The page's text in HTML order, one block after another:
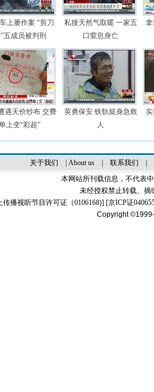
上屡作案 “剪刀
五成员被判刑
私接天然气取暖 一家五
口窒息身亡
遇天价纱布 交费
上变“彩超”
英勇保安 铁轨挺身急救
人
关于我们 About us| 联系我们
本网站所刊载信息，不代表
未经授权禁止转载、摘
传播视听节目许可证（0106168)] [京ICP证
Copyright